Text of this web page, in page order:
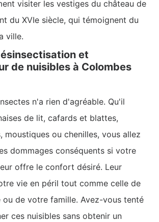
visiter les vestiges du château de
du XVIe siècle, qui témoignent du
ville.
et
de nuisibles à Colombes
n'a rien d'agréable. Qu'il
de lit, cafards et blattes,
moustiques ou chenilles, vous allez
dommages conséquents si votre
offre le confort désiré. Leur
vie en péril tout comme celle de
de votre famille. Avez-vous tenté
ces nuisibles sans obtenir un